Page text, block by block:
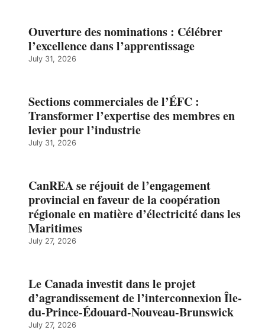
Ouverture des nominations : Célébrer
l’excellence dans l’apprentissage
July 31, 2026
Sections commerciales de l’ÉFC :
Transformer l’expertise des membres en
levier pour l’industrie
July 31, 2026
CanREA se réjouit de l’engagement
provincial en faveur de la coopération
régionale en matière d’électricité dans les
Maritimes
July 27, 2026
Le Canada investit dans le projet
d’agrandissement de l’interconnexion Île-
du-Prince-Édouard-Nouveau-Brunswick
July 27, 2026